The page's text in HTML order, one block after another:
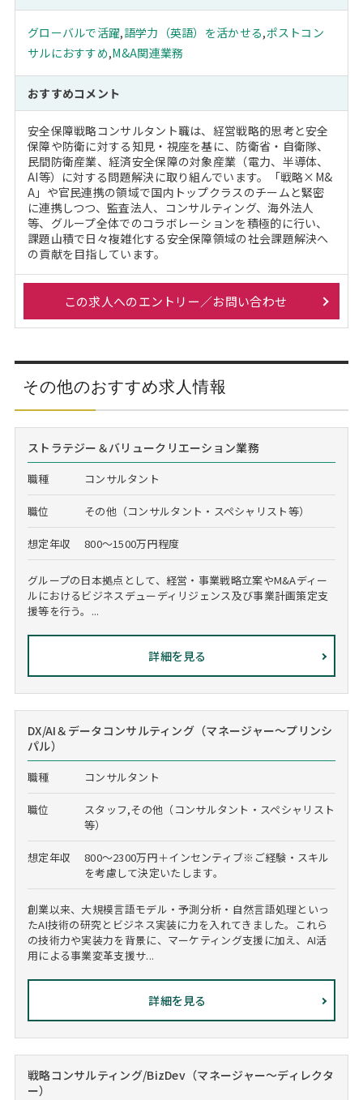
グローバルで活躍,語学力（英語）を活かせる,ポストコン
サルにおすすめ,M&A関連業務
おすすめコメント
安全保障戦略コンサルタント職は、経営戦略的思考と安全
保障や防衛に対する知見・視座を基に、防衛省・自衛隊、
民間防衛産業、経済安全保障の対象産業（電力、半導体、
AI等）に対する問題解決に取り組んでいます。「戦略×M&
A」や官民連携の領域で国内トップクラスのチームと緊密
に連携しつつ、監査法人、コンサルティング、海外法人
等、グループ全体でのコラボレーションを積極的に行い、
課題山積で日々複雑化する安全保障領域の社会課題解決へ
の貢献を目指しています。
この求人へのエントリー／お問い合わせ
その他のおすすめ求人情報
ストラテジー＆バリュークリエーション業務
職種 コンサルタント
職位 その他（コンサルタント・スペシャリスト等）
想定年収 800～1500万円程度
グループの日本拠点として、経営・事業戦略立案やM&Aディー
ルにおけるビジネスデューディリジェンス及び事業計画策定支
援等を行う。...
詳細を見る
DX/AI＆データコンサルティング（マネージャー～プリンシ
パル）
職種 コンサルタント
職位
スタッフ,その他（コンサルタント・スペシャリスト
等）
想定年収
800～2300万円＋インセンティブ※ご経験・スキル
を考慮して決定いたします。
創業以来、大規模言語モデル・予測分析・自然言語処理といっ
たAI技術の研究とビジネス実装に力を入れてきました。これら
の技術力や実装力を背景に、マーケティング支援に加え、AI活
用による事業変革支援サ...
詳細を見る
戦略コンサルティング/BizDev（マネージャー～ディレクタ
ー）